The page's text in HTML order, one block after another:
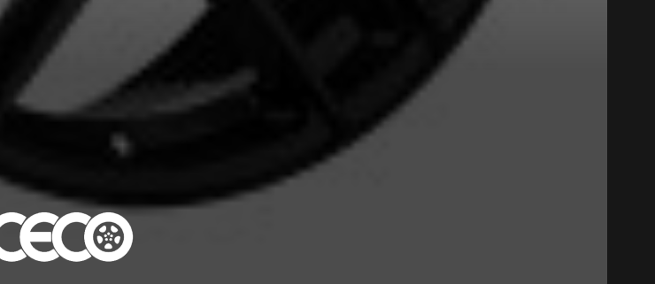
pour votre véhicule, vous devez vérifier l'exactitude de l'information sur votre